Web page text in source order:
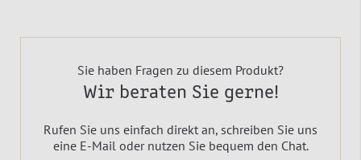
Sie haben Fragen zu diesem Produkt?
Wir beraten Sie gerne!
Rufen Sie uns einfach direkt an, schreiben Sie uns
eine E-Mail oder nutzen Sie bequem den Chat.